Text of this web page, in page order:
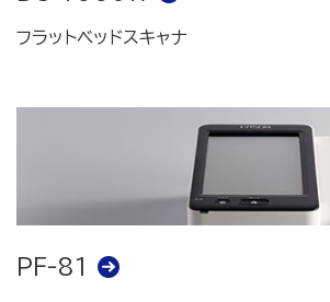
フラットベッドスキャナ
PF-81